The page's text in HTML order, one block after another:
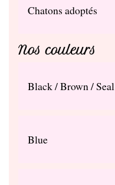
Chatons adoptés
Nos couleurs
Black / Brown / Seal
Blue